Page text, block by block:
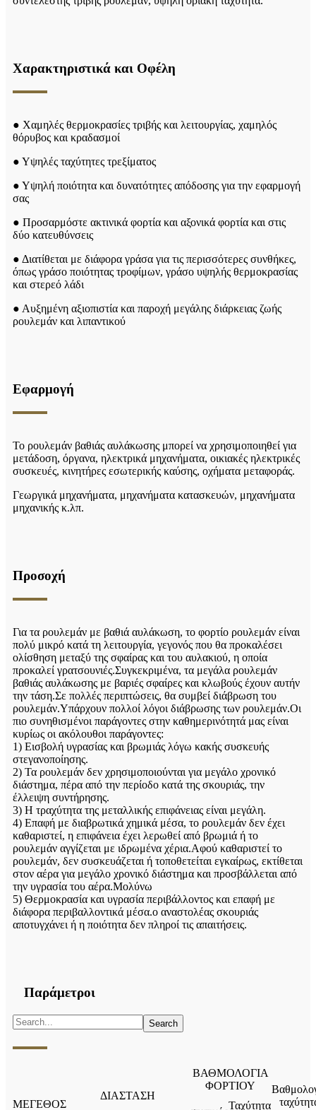
Χαρακτηριστικά και Οφέλη
● Χαμηλές θερμοκρασίες τριβής και λειτουργίας, χαμηλός
θόρυβος και κραδασμοί
● Υψηλές ταχύτητες τρεξίματος
● Υψηλή ποιότητα και δυνατότητες απόδοσης για την εφαρμογή
σας
● Προσαρμόστε ακτινικά φορτία και αξονικά φορτία και στις
δύο κατευθύνσεις
● Διατίθεται με διάφορα γράσα για τις περισσότερες συνθήκες,
όπως γράσο ποιότητας τροφίμων, γράσο υψηλής θερμοκρασίας
και στερεό λάδι
● Αυξημένη αξιοπιστία και παροχή μεγάλης διάρκειας ζωής
ρουλεμάν και λιπαντικού
Εφαρμογή
Το ρουλεμάν βαθιάς αυλάκωσης μπορεί να χρησιμοποιηθεί για
μετάδοση, όργανα, ηλεκτρικά μηχανήματα, οικιακές ηλεκτρικές
συσκευές, κινητήρες εσωτερικής καύσης, οχήματα μεταφοράς.
Γεωργικά μηχανήματα, μηχανήματα κατασκευών, μηχανήματα
μηχανικής κ.λπ.
Προσοχή
Για τα ρουλεμάν με βαθιά αυλάκωση, το φορτίο ρουλεμάν είναι
πολύ μικρό κατά τη λειτουργία, γεγονός που θα προκαλέσει
ολίσθηση μεταξύ της σφαίρας και του αυλακιού, η οποία
προκαλεί γρατσουνιές.Συγκεκριμένα, τα μεγάλα ρουλεμάν
βαθιάς αυλάκωσης με βαριές σφαίρες και κλωβούς έχουν αυτήν
την τάση.Σε πολλές περιπτώσεις, θα συμβεί διάβρωση του
ρουλεμάν.Υπάρχουν πολλοί λόγοι διάβρωσης των ρουλεμάν.Οι
πιο συνηθισμένοι παράγοντες στην καθημερινότητά μας είναι
κυρίως οι ακόλουθοι παράγοντες:
1) Εισβολή υγρασίας και βρωμιάς λόγω κακής συσκευής
στεγανοποίησης.
2) Τα ρουλεμάν δεν χρησιμοποιούνται για μεγάλο χρονικό
διάστημα, πέρα ​​από την περίοδο κατά της σκουριάς, την
έλλειψη συντήρησης.
3) Η τραχύτητα της μεταλλικής επιφάνειας είναι μεγάλη.
4) Επαφή με διαβρωτικά χημικά μέσα, το ρουλεμάν δεν έχει
καθαριστεί, η επιφάνεια έχει λερωθεί από βρωμιά ή το
ρουλεμάν αγγίζεται με ιδρωμένα χέρια.Αφού καθαριστεί το
ρουλεμάν, δεν συσκευάζεται ή τοποθετείται εγκαίρως, εκτίθεται
στον αέρα για μεγάλο χρονικό διάστημα και προσβάλλεται από
την υγρασία του αέρα.Μολύνω
5) Θερμοκρασία και υγρασία περιβάλλοντος και επαφή με
διάφορα περιβαλλοντικά μέσα.ο αναστολέας σκουριάς
αποτυγχάνει ή η ποιότητα δεν πληροί τις απαιτήσεις.
Παράμετροι
ΜΕΓΕΘΟΣ
ΔΙΑΣΤΑΣΗ
ΒΑΘΜΟΛΟΓΙΑ
ΦΟΡΤΙΟΥ
Ταχύτητα